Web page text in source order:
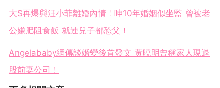
大S再爆與汪小菲離婚內情！呻10年婚姻似坐監 曾被老
公嫌肥阻食飯 就連兒子都恐父！
Angelababy網傳談婚變後首發文 黃曉明曾稱家人現退
股前妻公司！